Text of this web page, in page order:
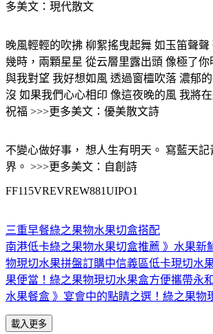
多美文：現代散文
晚風輕輕的吹拂 柳絮搖曳起舞 如玉笛聲
幾時，兩顆星星 從云層里露出頭 像極了你
與我對望 我好想如風 透過窗欞吹落 濃郁
沒 如果我們心心相印 像這夜晚的風 我將
祝福 >>>更多美文：優美散文詩
不變心做好事， 想人生有明天。 寫藍天
界。 >>>更多美文：自創詩
FF115VREVREW881UIPO1
三重早餐綠之果物水果切盒搭配
南港低卡綠之果物水果切盒推薦 》水果新
物現切水果拼盤訂購中信義區低卡現切水
果便當！綠之果物現切水果盒方便攜帶永
水果餐盒 》宴會中的點睛之選！綠之果物
載入更多